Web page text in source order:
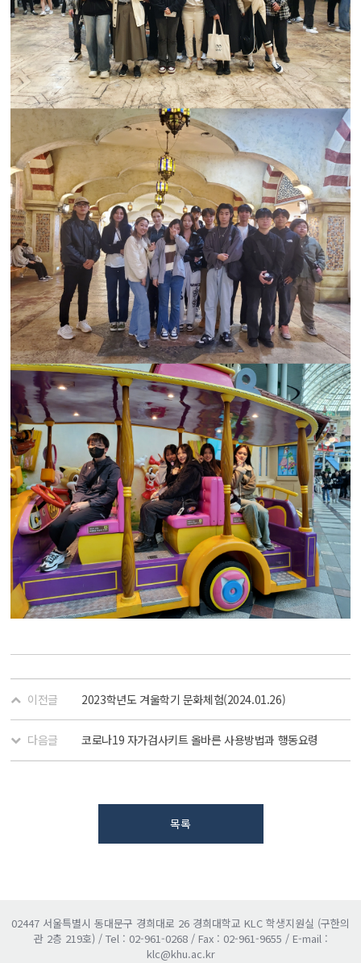
이전글 2023학년도 겨울학기 문화체험(2024.01.26)
다음글 코로나19 자가검사키트 올바른 사용방법과 행동요령
목록
02447 서울특별시 동대문구 경희대로 26 경희대학교 KLC 학생지원실 (구한의
관 2층 219호) / Tel : 02-961-0268 / Fax : 02-961-9655 / E-mail :
klc@khu.ac.kr